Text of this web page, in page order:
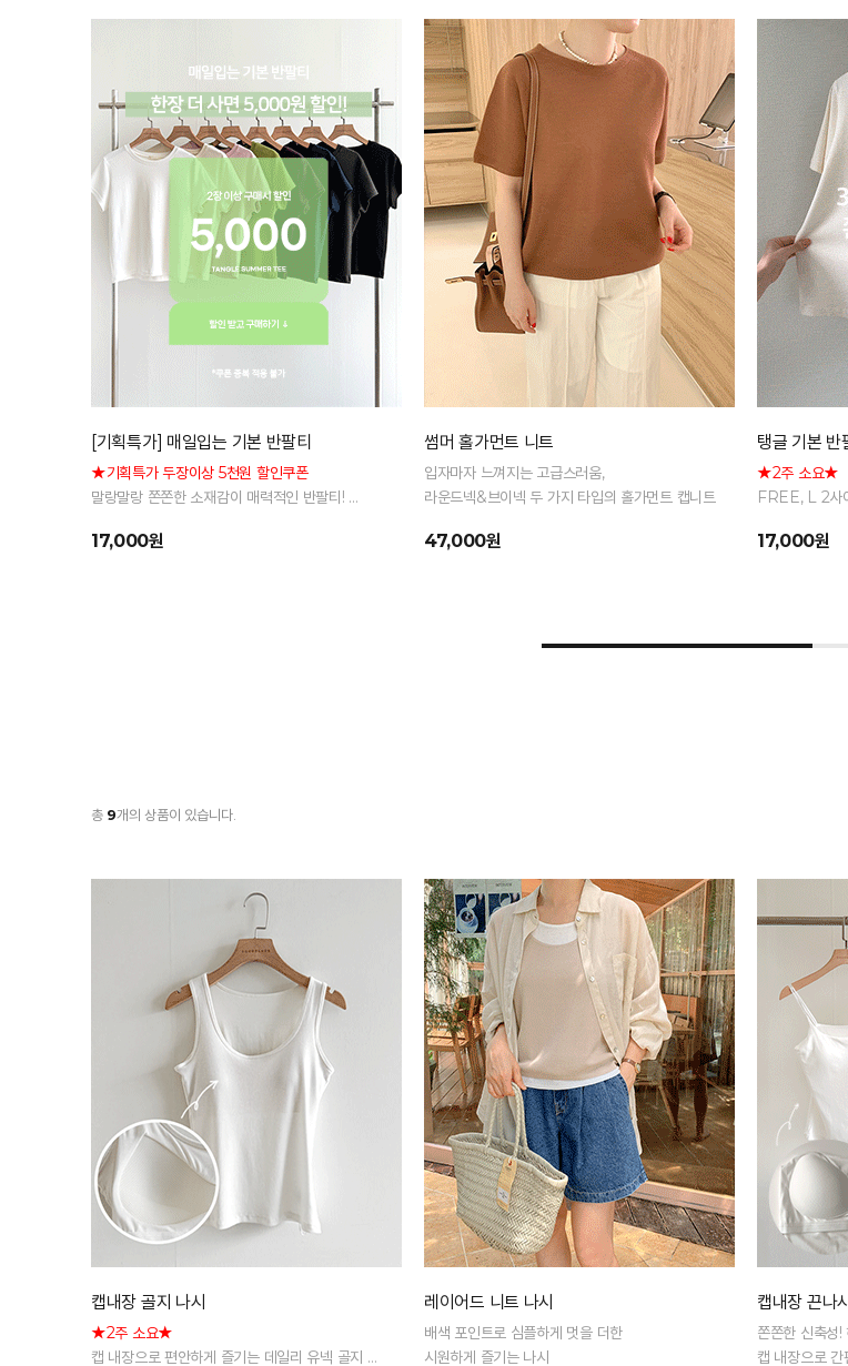
[기획특가] 매일입는 기본 반팔티
★기획특가 두장이상 5천원 할인쿠폰
말랑말랑 쫀쫀한 소재감이 매력적인 반팔티!
17,000원
썸머 홀가먼트 니트
입자마자 느껴지는 고급스러움,
라운드넥&브이넥 두 가지 타입의 홀가먼트 캡니트
47,000원
탱글 기본 반
★2주 소요★
FREE, L 2사
17,000원
총 9개의 상품이 있습니다.
캡내장 골지 나시
★2주 소요★
캡 내장으로 편안하게 즐기는 데일리 유넥 골지 나
레이어드 니트 나시
배색 포인트로 심플하게 멋을 더한
시원하게 즐기는 나시
캡내장 끈나시
캡 내장으로